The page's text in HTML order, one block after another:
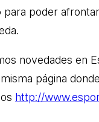
poder
novedades en
página
http://